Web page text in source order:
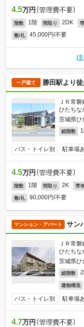
4.5万円 （管理費不要）
階数 1階 間取り 2DK
敷/礼 45,000円/不要
一戸建て 勝田駅より
ＪＲ常
ひたちな
茨城県ひ
総階数
バス・トイレ別 駐車場
4.5万円 （管理費不要）
階数 1階 間取り 2K 専
敷/礼 90,000円/不要
マンション・アパート サン
ＪＲ常
ひたちな
茨城県ひ
総階数
建物構造
バス・トイレ別 駐車場
4.7万円 （管理費不要）